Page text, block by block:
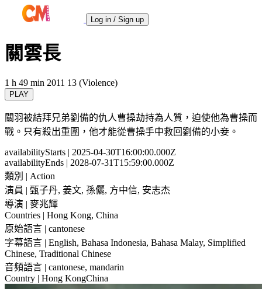
Log in / Sign up
關雲長
1 h 49 min 2011 13 (Violence)
PLAY
關羽被結拜兄弟劉備的仇人曹操劫持為人質，迫使他為曹操而
戰。只有殺出重圍，他才能從曹操手中救回劉備的小妾。
availabilityStarts | 2025-04-30T16:00:00.000Z
availabilityEnds | 2028-07-31T15:59:00.000Z
類別 | Action
演員 | 甄子丹, 姜文, 孫儷, 方中信, 安志杰
導演 | 麥兆輝
Countries | Hong Kong, China
原始語言 | cantonese
字幕語言 | English, Bahasa Indonesia, Bahasa Malay, Simplified
Chinese, Traditional Chinese
音頻語言 | cantonese, mandarin
Country | Hong KongChina